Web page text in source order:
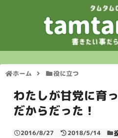
ホーム 役に立つ
わたしが甘党に育
だからだった！
2016/8/27 2018/5/14
サイトマップ
脱毛体験談
ダイエット関連